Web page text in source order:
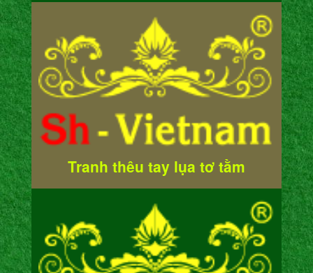
Tranh thêu tay lụa tơ tằm